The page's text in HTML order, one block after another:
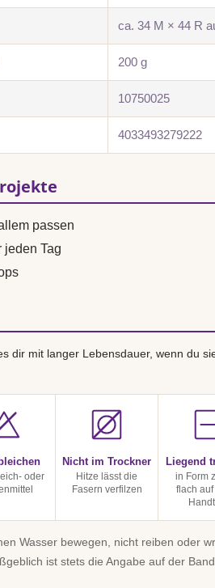
ca. 34 M × 44 R
200 g
10750025
4033493279222
passen
jeden Tag
dir mit langer Lebensdauer, wenn du
oder
Nicht im Trockner
Hitze lässt die
Fasern verfilzen
Liegend
in Form
flach
Wasser bewegen, nicht reiben oder
ist stets die Angabe auf der